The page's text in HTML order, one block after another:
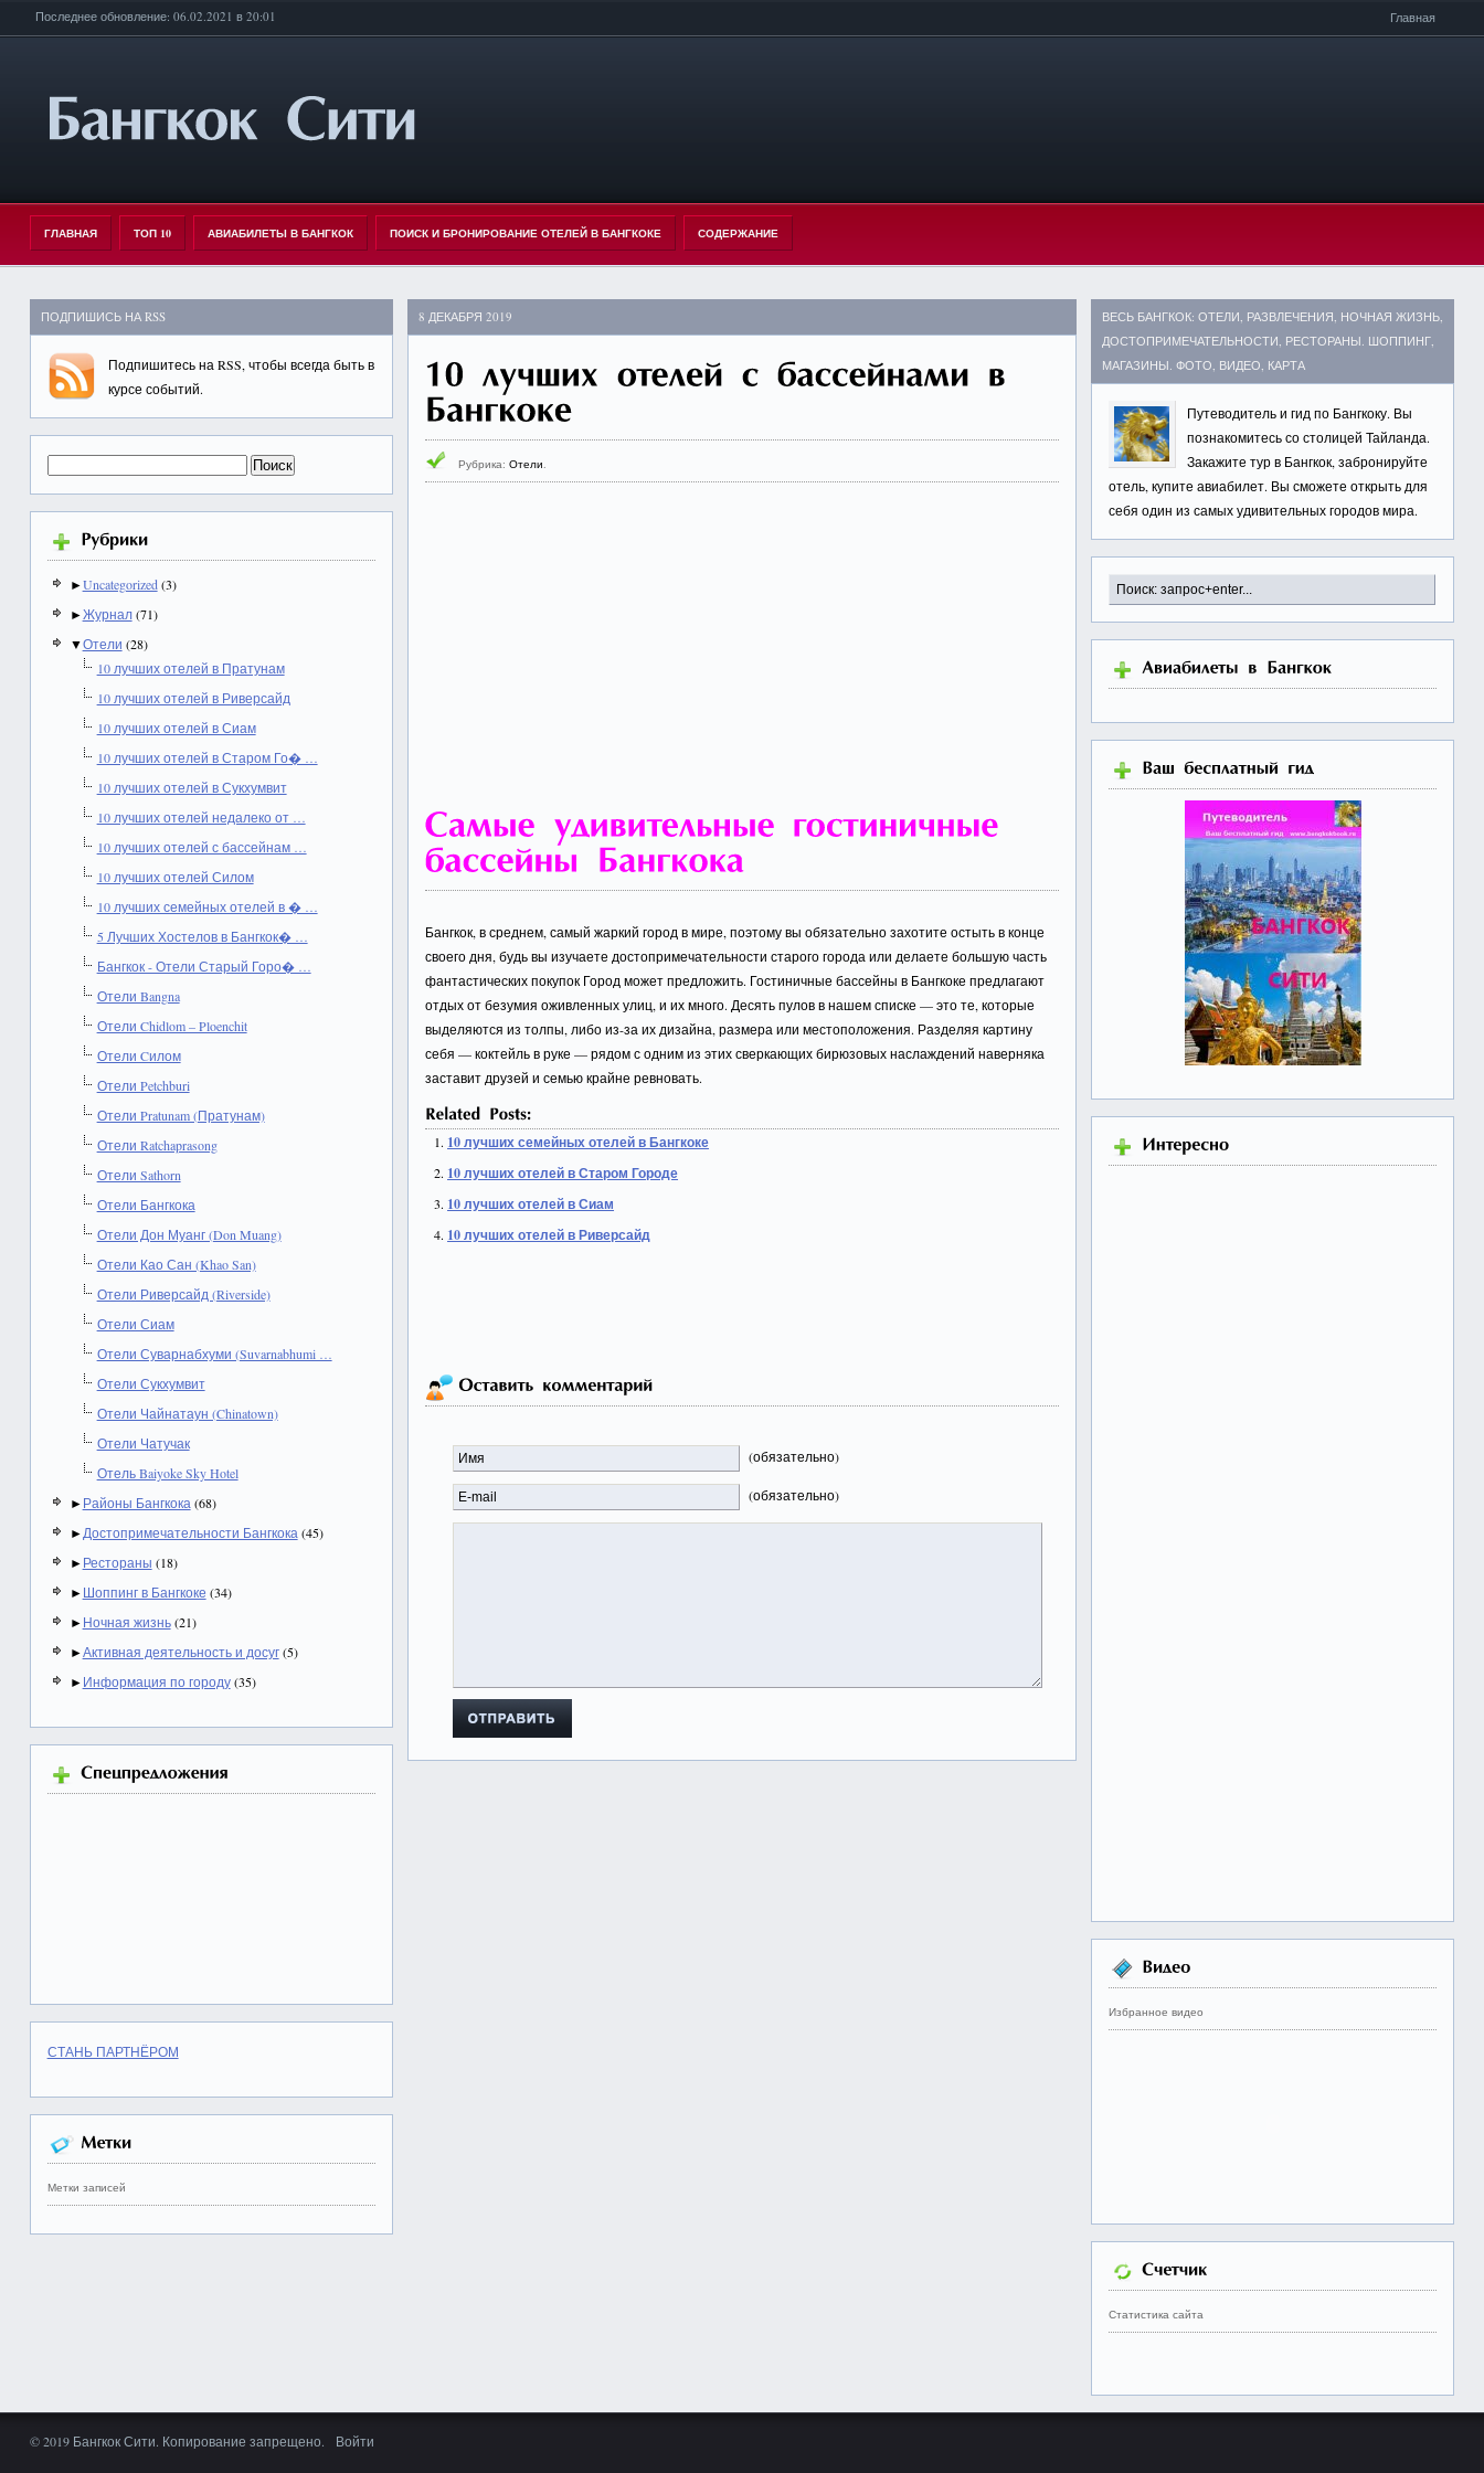
Последнее обновление: 06.02.2021 в 20:01 Главная
ГЛАВНАЯ ТОП 10 АВИАБИЛЕТЫ В БАНГКОК ПОИСК И БРОНИРОВАНИЕ ОТЕЛЕЙ В БАНГКОКЕ СОДЕРЖАНИЕ
ПОДПИШИСЬ НА RSS
Подпишитесь на RSS, чтобы всегда быть в
курсе событий.
►Uncategorized(3)
►Журнал(71)
▼Отели (28)
10 лучших отелей в Пратунам
10 лучших отелей в Риверсайд
10 лучших отелей в Сиам
10 лучших отелей в Старом Го� …
10 лучших отелей в Сукхумвит
10 лучших отелей недалеко от …
10 лучших отелей с бассейнам …
10 лучших отелей Силом
10 лучших семейных отелей в � …
5 Лучших Хостелов в Бангкок� …
Бангкок - Отели Старый Горо� …
Отели Bangna
Отели Chidlom – Ploenchit
Отели Cилом
Отели Petchburi
Отели Pratunam (Пратунам)
Отели Ratchaprasong
Отели Sathorn
Отели Бангкока
Отели Дон Муанг (Don Muang)
Отели Као Сан (Khao San)
Отели Риверсайд (Riverside)
Отели Сиам
Отели Суварнабхуми (Suvarnabhumi …
Отели Сукхумвит
Отели Чайнатаун (Chinatown)
Отели Чатучак
Отель Baiyoke Sky Hotel
►Районы Бангкока (68)
►Достопримечательности Бангкока (45)
►Рестораны (18)
►Шоппинг в Бангкоке (34)
►Ночная жизнь(21)
►Активная деятельность и досуг(5)
►Информация по городу(35)
СТАНЬ ПАРТНЁРОМ
Метки записей
8 ДЕКАБРЯ 2019
Рубрика:Отели.
Бангкок, в среднем, самый жаркий город в мире, поэтому вы обязательно захотите остыть в конце
своего дня, будь вы изучаете достопримечательности старого города или делаете большую часть
фантастических покупок Город может предложить. Гостиничные бассейны в Бангкоке предлагают
отдых от безумия оживленных улиц, и их много. Десять пулов в нашем списке — это те, которые
выделяются из толпы, либо из-за их дизайна, размера или местоположения. Разделяя картину
себя — коктейль в руке — рядом с одним из этих сверкающих бирюзовых наслаждений наверняка
заставит друзей и семью крайне ревновать.
10 лучших семейных отелей в Бангкоке
10 лучших отелей в Старом Городе
10 лучших отелей в Сиам
10 лучших отелей в Риверсайд
(обязательно)
(обязательно)
ВЕСЬ БАНГКОК: ОТЕЛИ, РАЗВЛЕЧЕНИЯ, НОЧНАЯ ЖИЗНЬ,
ДОСТОПРИМЕЧАТЕЛЬНОСТИ, РЕСТОРАНЫ. ШОППИНГ,
МАГАЗИНЫ. ФОТО, ВИДЕО, КАРТА
Путеводитель и гид по Бангкоку. Вы
познакомитесь со столицей Тайланда.
Закажите тур в Бангкок, забронируйте
отель, купите авиабилет. Вы сможете открыть для
себя один из самых удивительных городов мира.
Избранное видео
Статистика сайта
© 2019 Бангкок Сити. Копирование запрещено. Войти